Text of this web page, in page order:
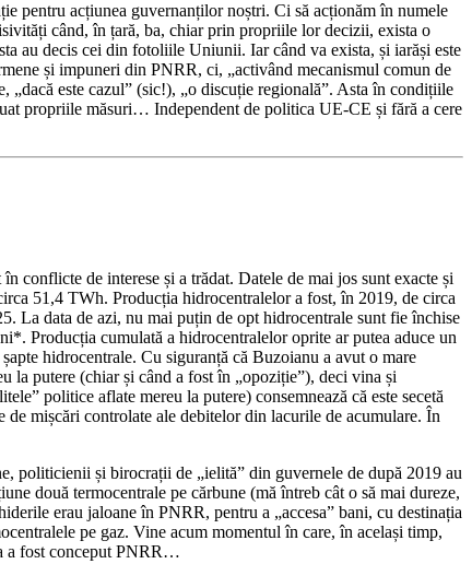
pentru acțiunea guvernanților noștri. Ci să acționăm în numele
când, în țară, ba, chiar prin propriile lor decizii, exista o
au decis cei din fotoliile Uniunii. Iar când va exista, și iarăși este
și impuneri din PNRR, ci, „activând mecanismul comun de
„dacă este cazul” (sic!), „o discuție regională”. Asta în condițiile
propriile măsuri… Independent de politica UE-CE și fără a cere
conflicte de interese și a trădat. Datele de mai jos sunt exacte și
51,4 TWh. Producția hidrocentralelor a fost, în 2019, de circa
La data de azi, nu mai puțin de opt hidrocentrale sunt fie închise
Producția cumulată a hidrocentralelor oprite ar putea aduce un
hidrocentrale. Cu siguranță că Buzoianu a avut o mare
la putere (chiar și când a fost în „opoziție”), deci vina și
politice aflate mereu la putere) consemnează că este secetă
mișcări controlate ale debitelor din lacurile de acumulare. În
politicienii și birocrații de „ielită” din guvernele de după 2019 au
două termocentrale pe cărbune (mă întreb cât o să mai dureze,
erau jaloane în PNRR, pentru a „accesa” bani, cu destinația
pe gaz. Vine acum momentul în care, în același timp,
a fost conceput PNRR…